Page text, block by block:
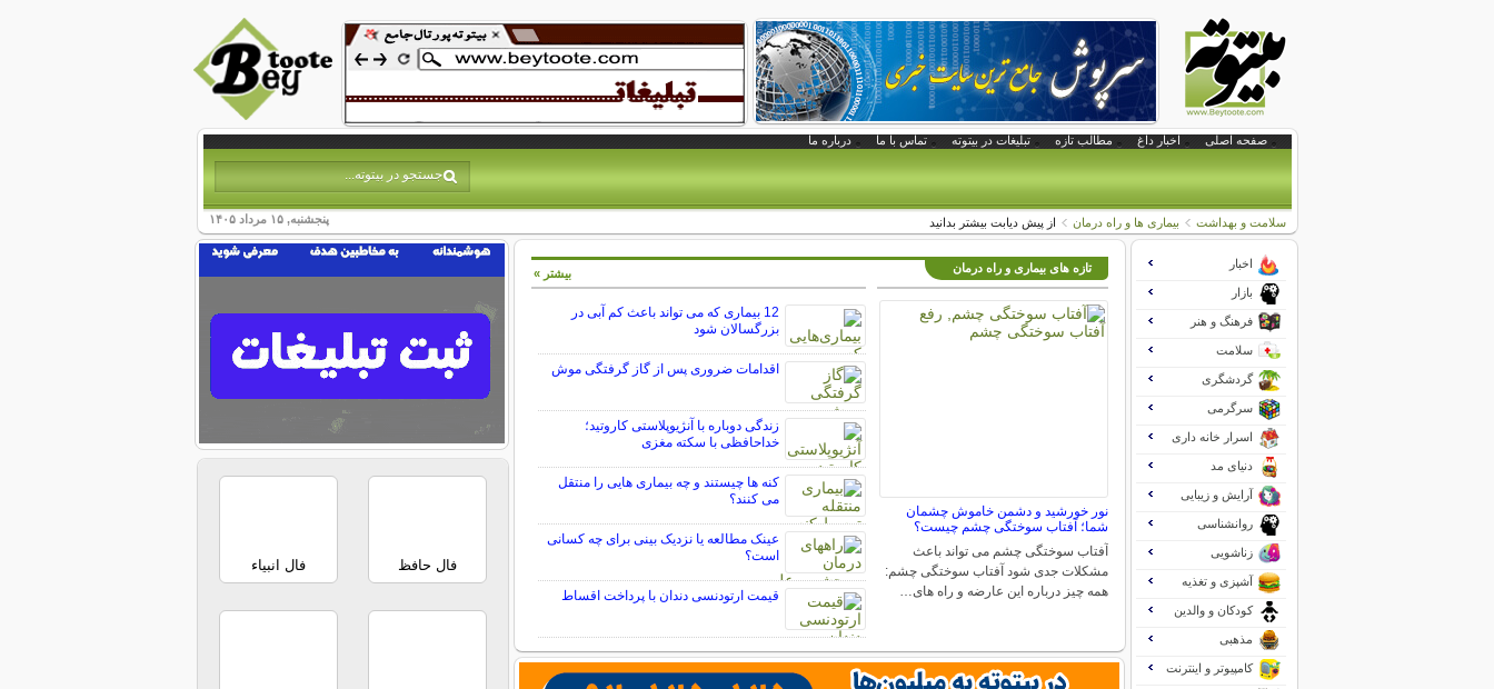
صفحه اصلی اخبار داغ مطالب تازه تبلیغات در بیتوته تماس با ما درباره ما
پنجشنبه, ۱۵ مرداد ۱۴۰۵ سلامت و بهداشت بیماری ها و راه درمان از پیش دیابت بیشتر بدانید
تازه های بیماری و راه درمان
نور خورشید و دشمن خاموش چشمان
شما؛ آفتاب سوختگی چشم چیست؟
آفتاب سوختگی چشم می تواند باعث
مشکلات جدی شود آفتاب سوختگی چشم:
همه چیز درباره این عارضه و راه های…
12 بیماری که می تواند باعث کم آبی در
بزرگسالان شود
اقدامات ضروری پس از گاز گرفتگی موش
زندگی دوباره با آنژیوپلاستی کاروتید؛
خداحافظی با سکته مغزی
کنه ها چیستند و چه بیماری هایی را منتقل
می کنند؟
عینک مطالعه یا نزدیک بینی برای چه کسانی
است؟
قیمت ارتودنسی دندان با پرداخت اقساط
بیشتر »
اخبار
بازار
فرهنگ و هنر
سلامت
گردشگری
سرگرمی
اسرار خانه داری
دنیای مد
آرایش و زیبایی
روانشناسی
زناشویی
آشپزی و تغذیه
کودکان و والدین
مذهبی
کامپیوتر و اینترنت
فال حافظ فال انبیاء